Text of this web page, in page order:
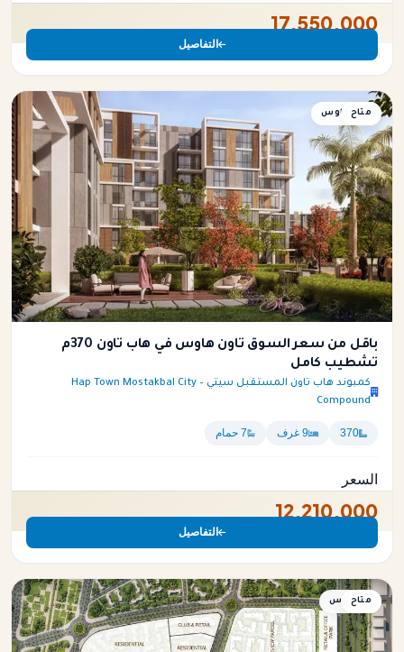
17,550,000
التفاصيل
تاون هاوس
متاح
باقل من سعر السوق تاون هاوس في هاب تاون 370م
تشطيب كامل
كمبوند هاب تاون المستقبل سيتي – Hap Town Mostakbal City
Compound
370 9 غرف 7 حمام
السعر
12,210,000
التفاصيل
بنتهاوس
متاح